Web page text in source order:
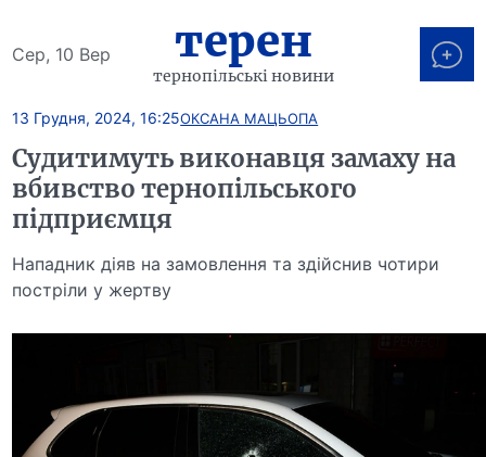
Сер, 10 Вер терен
тернопільські новини
13 Грудня, 2024, 16:25ОКСАНА МАЦЬОПА
Судитимуть виконавця замаху на
вбивство тернопільського
підприємця
Нападник діяв на замовлення та здійснив чотири
постріли у жертву